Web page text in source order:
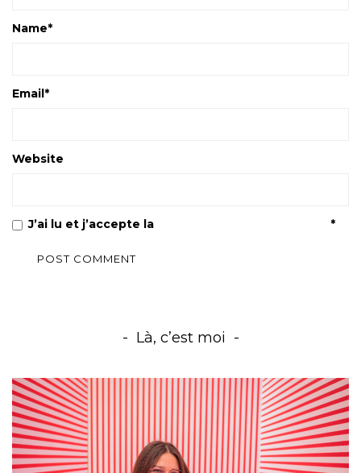
Name*
Email*
Website
J’ai lu et j’accepte la *
Là, c’est moi